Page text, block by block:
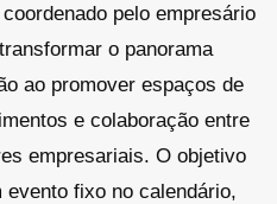
pelo empresário
o panorama
ao promover espaços de
e colaboração entre
empresariais. O objetivo
fixo no calendário,